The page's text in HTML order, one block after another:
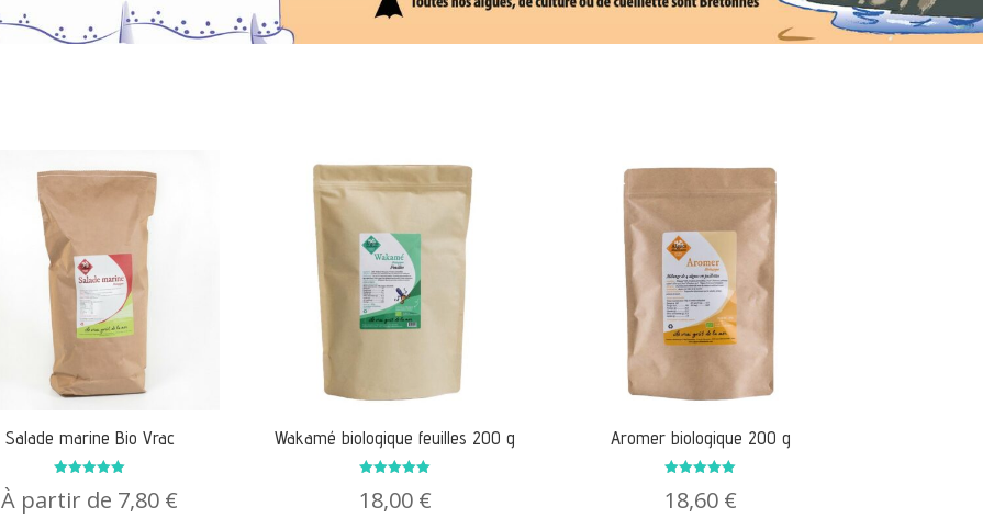
Salade marine Bio Vrac
5.00
À partir de 7,80 €
Wakamé biologique feuilles 200 g
5.00
sur 5
18,00 €
Aromer biologique 200 g
5.00
sur 5
18,60 €